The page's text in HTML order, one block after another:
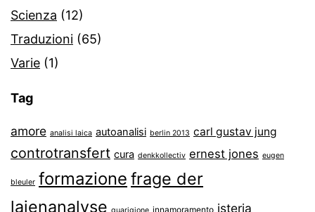
Scienza (12)
Traduzioni (65)
Varie (1)
Tag
amore analisi laica autoanalisi berlin 2013 carl gustav jung
controtransfert cura denkkollectiv ernest jones eugen
bleuler formazione frage der
laienanalyse
innamoramento isteria